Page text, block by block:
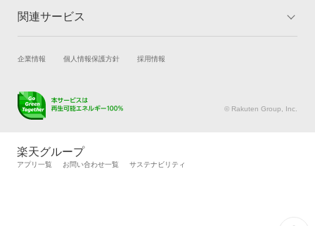
トップ
車検の基礎知識 キャンペーン一覧
関連サービス
試乗・商談 新車購入
キズ修理予約
メンテナンス管理
タイヤ交換サービス
自動車カタログ 自動車保険
企業情報 個人情報保護方針 採用情報
© Rakuten Group, Inc.
楽天グループ
アプリ一覧 お問い合わせ一覧 サステナビリティ